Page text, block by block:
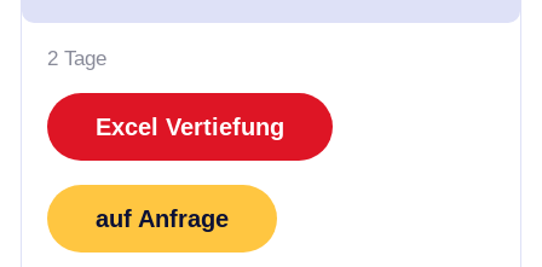
2 Tage
Excel Vertiefung
auf Anfrage